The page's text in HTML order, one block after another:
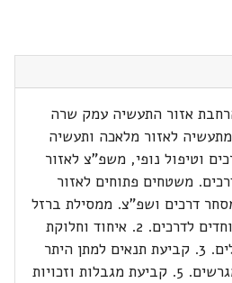
אזור התעשיה עמק שרה
מתעשיה לאזור מלאכה ותעשיה
וטיפול נופי, משפ"צ לאזור
משטחים פתוחים לאזור
דרכים ושפ"צ. ממסילת ברזל
לשפ"צ, ממבני ציבור מיוחדים לדרכים. 2. איחוד וחלוקת
מגרשים ללא הסכמת בעלים. 3. קביעת תנאים למתן היתר
בניה. 4. עיצוב ופיתוח מגרשים. 5. קביעת מגבלות וזכויות